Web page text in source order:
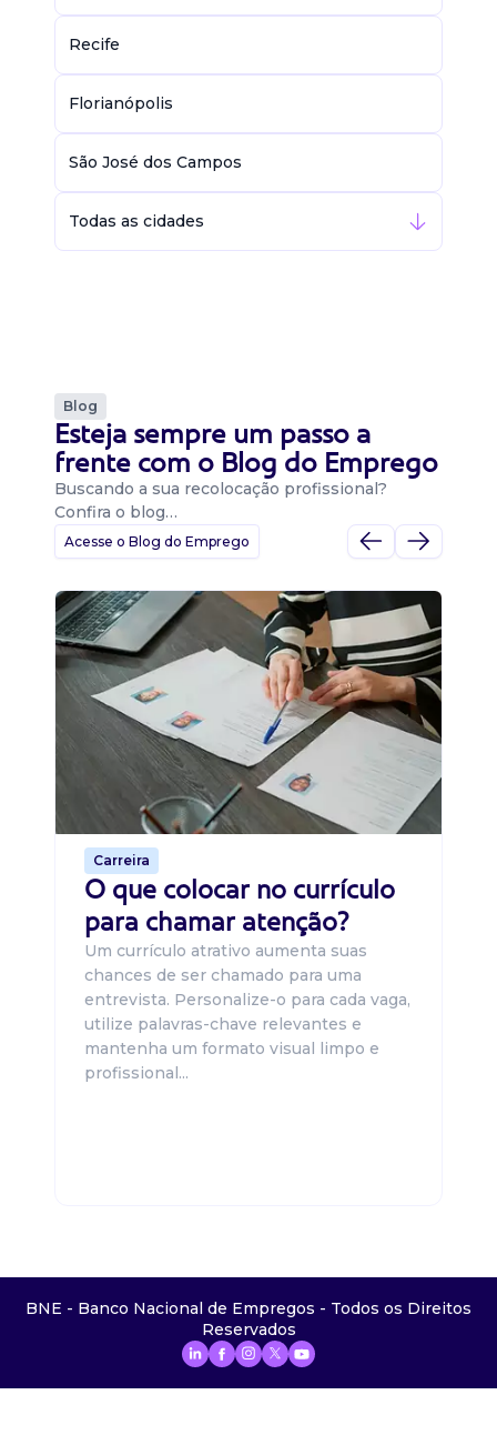
Recife
Florianópolis
São José dos Campos
Todas as cidades
Blog
Esteja sempre um passo a
frente com o Blog do Emprego
Buscando a sua recolocação profissional?
Confira o blog…
Acesse o Blog do Emprego
Carreira
O que colocar no currículo
para chamar atenção?
Um currículo atrativo aumenta suas
chances de ser chamado para uma
entrevista. Personalize-o para cada vaga,
utilize palavras-chave relevantes e
mantenha um formato visual limpo e
profissional...
BNE - Banco Nacional de Empregos - Todos os Direitos
Reservados